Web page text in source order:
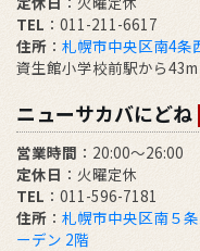
TEL ：011-211-6617
住所 ： 札幌市中央区南4条
資生館小学校前駅から43m
ニューサカバにどね
営業時間 ：20:00～26:00
定休日 ：火曜定休
TEL ：011-596-7181
住所 ： 札幌市中央区南５
ーデン 2階